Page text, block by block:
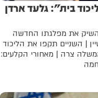
בית": גלעד ארדן
את מפלגתו החדשה
| השניים תקפו את הליכוד
צרה | מאחורי הקלעים: